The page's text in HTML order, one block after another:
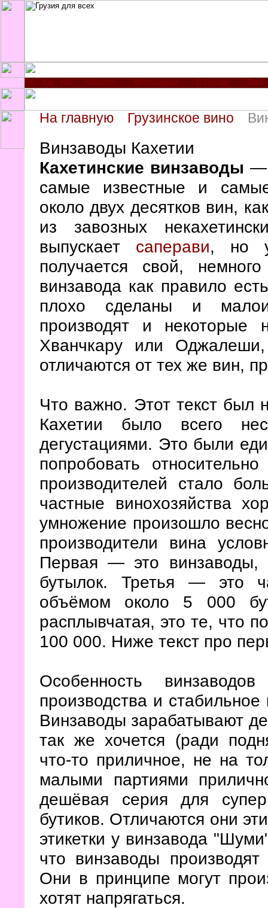
Новости Фотографии О Грузии Виза
На главную Грузинское вино
Винзаводы Кахетии
Кахетинские винзаводы —
самые известные и
около двух десятков вин,
из завозных
выпускает саперави, но у
получается свой,
винзавода как правило
плохо сделаны и
производят и некоторые
Хванчкару или
отличаются от тех же вин,
Что важно. Этот текст был
Кахетии было всего
дегустациями. Это были
попробовать
производителей стало
частные винохозяйства
умножение произошло
производители вина
Первая — это винзаводы,
бутылок. Третья — это
объёмом около 5 000
расплывчатая, это те, что
100 000. Ниже текст про
Особенность
производства и
Винзаводы зарабатывают
так же хочется (ради
что-то приличное, не на
малыми партиями
дешёвая серия для
бутиков. Отличаются они
этикетки у винзавода
что винзаводы
Они в принципе могут
хотят напрягаться.